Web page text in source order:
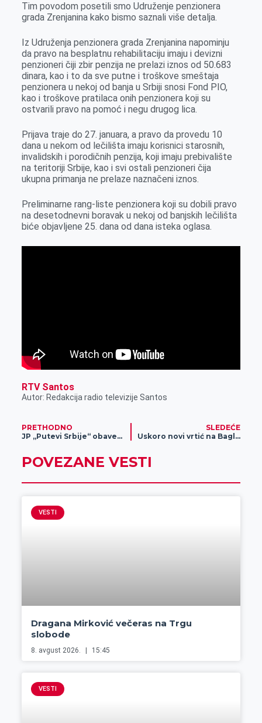
Tim povodom posetili smo Udruženje penzionera
grada Zrenjanina kako bismo saznali više detalja.
Iz Udruženja penzionera grada Zrenjanina napominju
da pravo na besplatnu rehabilitaciju imaju i devizni
penzioneri čiji zbir penzija ne prelazi iznos od 50.683
dinara, kao i to da sve putne i troškove smeštaja
penzionera u nekoj od banja u Srbiji snosi Fond PIO,
kao i troškove pratilaca onih penzionera koji su
ostvarili pravo na pomoć i negu drugog lica.
Prijava traje do 27. januara, a pravo da provedu 10
dana u nekom od lečilišta imaju korisnici starosnih,
invalidskih i porodičnih penzija, koji imaju prebivalište
na teritoriji Srbije, kao i svi ostali penzioneri čija
ukupna primanja ne prelaze naznačeni iznos.
Preliminarne rang-liste penzionera koji su dobili pravo
na desetodnevni boravak u nekoj od banjskih lečilišta
biće objavljene 25. dana od dana isteka oglasa.
RTV Santos
Autor: Redakcija radio televizije Santos
PRETHODNO
JP „Putevi Srbije“ obaveštenje o obustavi saobraćaja
SLEDEĆE
Uskoro novi vrtić na Bagljašu
POVEZANE VESTI
VESTI
Dragana Mirković večeras na Trgu
slobode
8. avgust 2026. 15:45
VESTI